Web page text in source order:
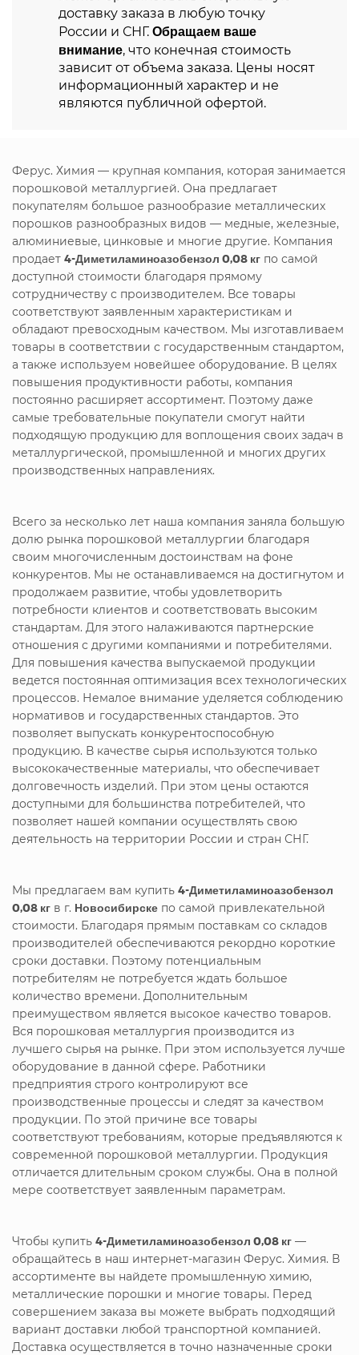
доставку заказа в любую точку
России и СНГ. Обращаем ваше
внимание, что конечная стоимость
зависит от объема заказа. Цены носят
информационный характер и не
являются публичной офертой.
Ферус. Химия — крупная компания, которая занимается
порошковой металлургией. Она предлагает
покупателям большое разнообразие металлических
порошков разнообразных видов — медные, железные,
алюминиевые, цинковые и многие другие. Компания
продает 4-Диметиламиноазобензол 0,08 кг по самой
доступной стоимости благодаря прямому
сотрудничеству с производителем. Все товары
соответствуют заявленным характеристикам и
обладают превосходным качеством. Мы изготавливаем
товары в соответствии с государственным стандартом,
а также используем новейшее оборудование. В целях
повышения продуктивности работы, компания
постоянно расширяет ассортимент. Поэтому даже
самые требовательные покупатели смогут найти
подходящую продукцию для воплощения своих задач в
металлургической, промышленной и многих других
производственных направлениях.
Всего за несколько лет наша компания заняла большую
долю рынка порошковой металлургии благодаря
своим многочисленным достоинствам на фоне
конкурентов. Мы не останавливаемся на достигнутом и
продолжаем развитие, чтобы удовлетворить
потребности клиентов и соответствовать высоким
стандартам. Для этого налаживаются партнерские
отношения с другими компаниями и потребителями.
Для повышения качества выпускаемой продукции
ведется постоянная оптимизация всех технологических
процессов. Немалое внимание уделяется соблюдению
нормативов и государственных стандартов. Это
позволяет выпускать конкурентоспособную
продукцию. В качестве сырья используются только
высококачественные материалы, что обеспечивает
долговечность изделий. При этом цены остаются
доступными для большинства потребителей, что
позволяет нашей компании осуществлять свою
деятельность на территории России и стран СНГ.
Мы предлагаем вам купить 4-Диметиламиноазобензол
0,08 кг в г. Новосибирске по самой привлекательной
стоимости. Благодаря прямым поставкам со складов
производителей обеспечиваются рекордно короткие
сроки доставки. Поэтому потенциальным
потребителям не потребуется ждать большое
количество времени. Дополнительным
преимуществом является высокое качество товаров.
Вся порошковая металлургия производится из
лучшего сырья на рынке. При этом используется лучше
оборудование в данной сфере. Работники
предприятия строго контролируют все
производственные процессы и следят за качеством
продукции. По этой причине все товары
соответствуют требованиям, которые предъявляются к
современной порошковой металлургии. Продукция
отличается длительным сроком службы. Она в полной
мере соответствует заявленным параметрам.
Чтобы купить 4-Диметиламиноазобензол 0,08 кг —
обращайтесь в наш интернет-магазин Ферус. Химия. В
ассортименте вы найдете промышленную химию,
металлические порошки и многие товары. Перед
совершением заказа вы можете выбрать подходящий
вариант доставки любой транспортной компанией.
Доставка осуществляется в точно назначенные сроки